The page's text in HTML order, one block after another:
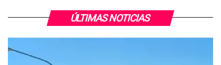
ÚLTIMAS NOTICIAS